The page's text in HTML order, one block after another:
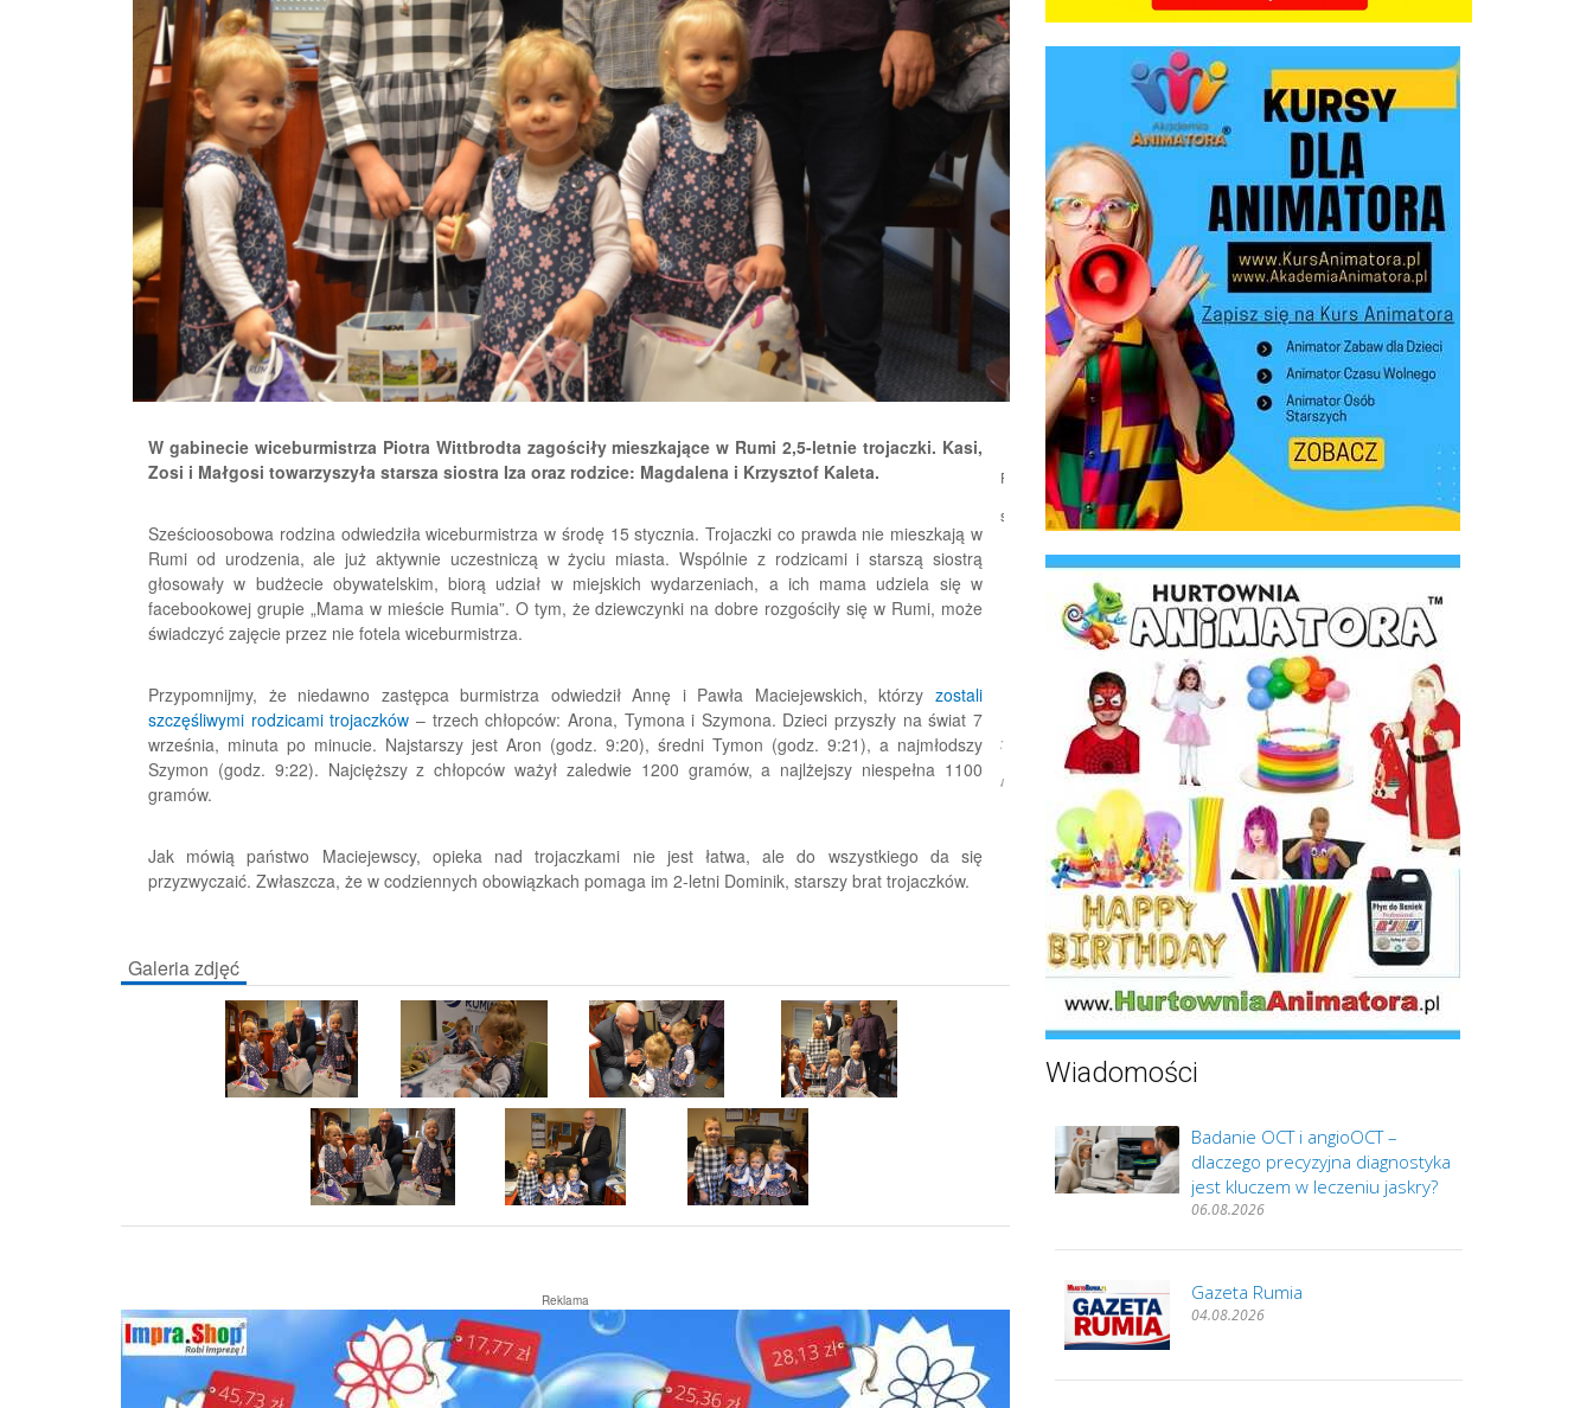
W gabinecie wiceburmistrza Piotra Wittbrodta zagościły mieszkające w Rumi 2,5-letnie trojaczki. Kasi,
Zosi i Małgosi towarzyszyła starsza siostra Iza oraz rodzice: Magdalena i Krzysztof Kaleta.
Sześcioosobowa rodzina odwiedziła wiceburmistrza w środę 15 stycznia. Trojaczki co prawda nie mieszkają w
Rumi od urodzenia, ale już aktywnie uczestniczą w życiu miasta. Wspólnie z rodzicami i starszą siostrą
głosowały w budżecie obywatelskim, biorą udział w miejskich wydarzeniach, a ich mama udziela się w
facebookowej grupie „Mama w mieście Rumia”. O tym, że dziewczynki na dobre rozgościły się w Rumi, może
świadczyć zajęcie przez nie fotela wiceburmistrza.
Przypomnijmy, że niedawno zastępca burmistrza odwiedził Annę i Pawła Maciejewskich, którzy zostali
szczęśliwymi rodzicami trojaczków – trzech chłopców: Arona, Tymona i Szymona. Dzieci przyszły na świat 7
września, minuta po minucie. Najstarszy jest Aron (godz. 9:20), średni Tymon (godz. 9:21), a najmłodszy
Szymon (godz. 9:22). Najcięższy z chłopców ważył zaledwie 1200 gramów, a najlżejszy niespełna 1100
gramów.
Jak mówią państwo Maciejewscy, opieka nad trojaczkami nie jest łatwa, ale do wszystkiego da się
przyzwyczaić. Zwłaszcza, że w codziennych obowiązkach pomaga im 2-letni Dominik, starszy brat trojaczków.
Podziel
się:
Źródło:
Rumia.eu
Galeria zdjęć
Reklama
Wiadomości
Badanie OCT i angioOCT –
dlaczego precyzyjna diagnostyka
jest kluczem w leczeniu jaskry?
06.08.2026
Gazeta Rumia
04.08.2026